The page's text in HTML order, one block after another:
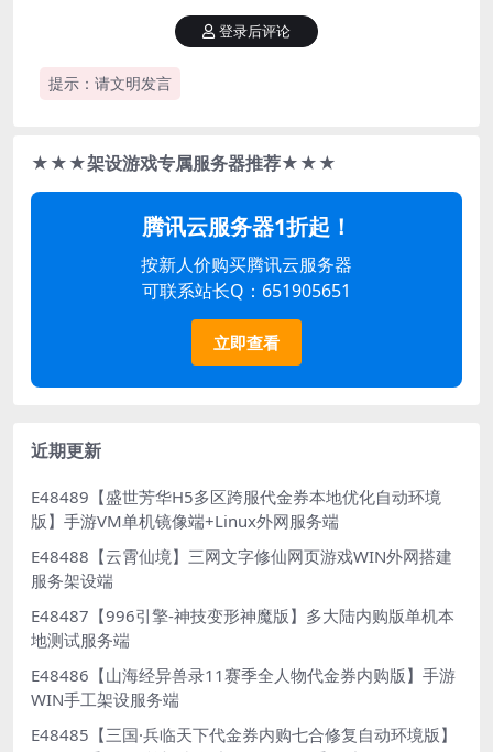
提示：请文明发言
登录后评论
★★★架设游戏专属服务器推荐★★★
腾讯云服务器1折起！
按新人价购买腾讯云服务器
可联系站长Q：651905651
立即查看
近期更新
E48489【盛世芳华H5多区跨服代金券本地优化自动环境
版】手游VM单机镜像端+Linux外网服务端
E48488【云霄仙境】三网文字修仙网页游戏WIN外网搭建
服务架设端
E48487【996引擎-神技变形神魔版】多大陆内购版单机本
地测试服务端
E48486【山海经异兽录11赛季全人物代金券内购版】手游
WIN手工架设服务端
E48485【三国·兵临天下代金券内购七合修复自动环境版】